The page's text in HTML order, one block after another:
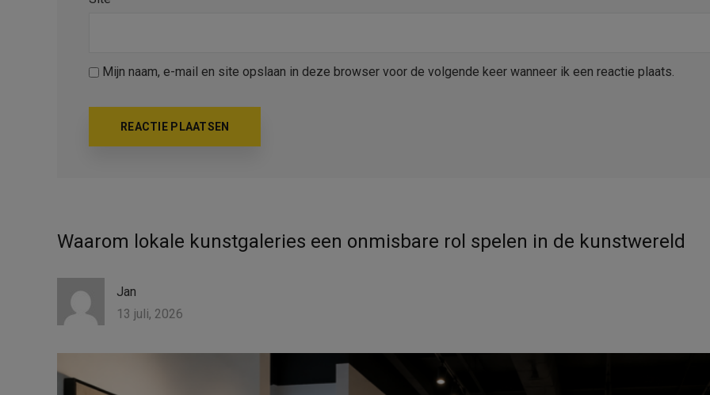
Mijn naam, e-mail en site opslaan in deze browser voor de volgende keer wanneer ik een reactie plaats.
Waarom lokale kunstgaleries een onmisbare rol spelen in de kunstwereld
Jan
13 juli, 2026